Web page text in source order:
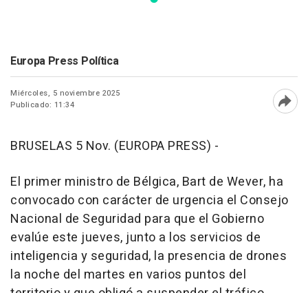
Europa Press Política
Miércoles, 5 noviembre 2025
Publicado: 11:34
BRUSELAS 5 Nov. (EUROPA PRESS) -
El primer ministro de Bélgica, Bart de Wever, ha
convocado con carácter de urgencia el Consejo
Nacional de Seguridad para que el Gobierno
evalúe este jueves, junto a los servicios de
inteligencia y seguridad, la presencia de drones
la noche del martes en varios puntos del